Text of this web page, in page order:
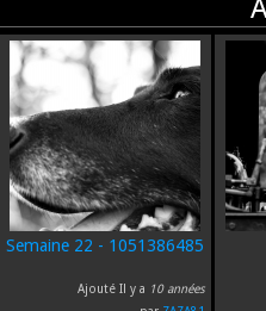
Semaine 22 - 1051386485
Ajouté Il y a 10 années